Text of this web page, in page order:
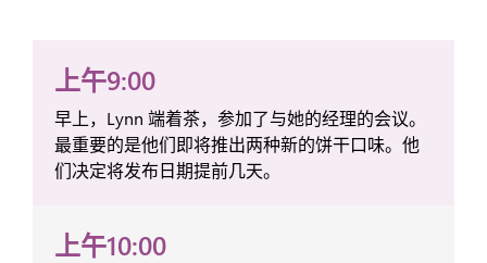
上午9:00
早上，Lynn 端着茶，参加了与她的经理的会议。
最重要的是他们即将推出两种新的饼干口味。他
们决定将发布日期提前几天。
上午10:00